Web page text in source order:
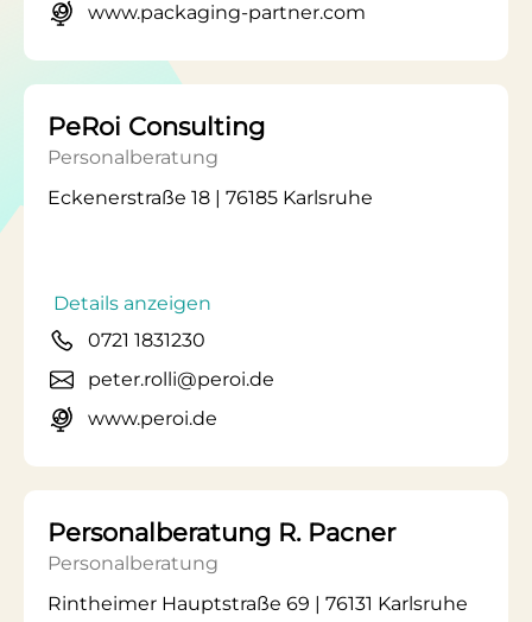
www.packaging-partner.com
PeRoi Consulting
Personalberatung
Eckenerstraße 18 | 76185 Karlsruhe
Details anzeigen
0721 1831230
peter.rolli@peroi.de
www.peroi.de
Personalberatung R. Pacner
Personalberatung
Rintheimer Hauptstraße 69 | 76131 Karlsruhe